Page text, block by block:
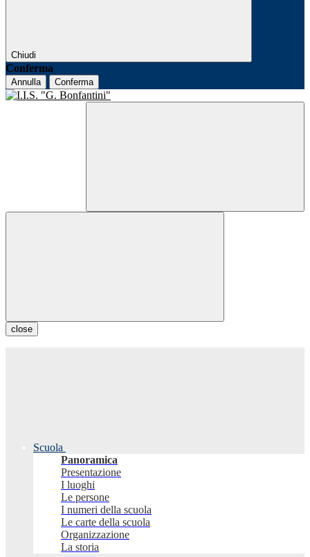
Chiudi
Conferma
Annulla Conferma
close
Scuola
Panoramica
Presentazione
I luoghi
Le persone
I numeri della scuola
Le carte della scuola
Organizzazione
La storia